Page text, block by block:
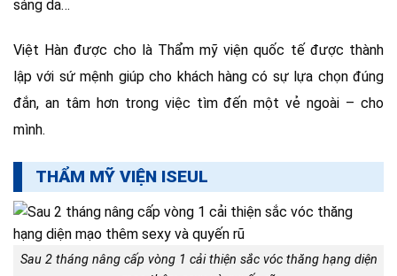
sáng da…
Việt Hàn được cho là Thẩm mỹ viện quốc tế được thành
lập với sứ mệnh giúp cho khách hàng có sự lựa chọn đúng
đắn, an tâm hơn trong việc tìm đến một vẻ ngoài – cho
mình.
THẨM MỸ VIỆN ISEUL
Sau 2 tháng nâng cấp vòng 1 cải thiện sắc vóc thăng hạng diện